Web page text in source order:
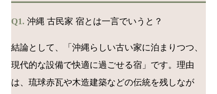
Q1. 沖縄 古民家 宿とは一言でいうと？
結論として、「沖縄らしい古い家に泊まりつつ、
現代的な設備で快適に過ごせる宿」です。理由
は、琉球赤瓦や木造建築などの伝統を残しなが